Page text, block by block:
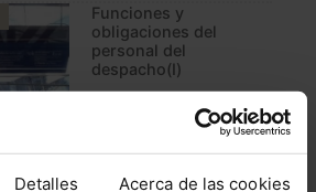
Detalles Acerca de las cookies
Funciones y
obligaciones del
personal del
despacho(I)
Leer artículo